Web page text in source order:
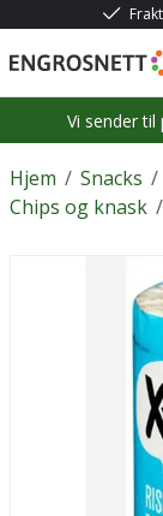
Vi sender
/
Hjem /
Snacks
/
Chips og knask